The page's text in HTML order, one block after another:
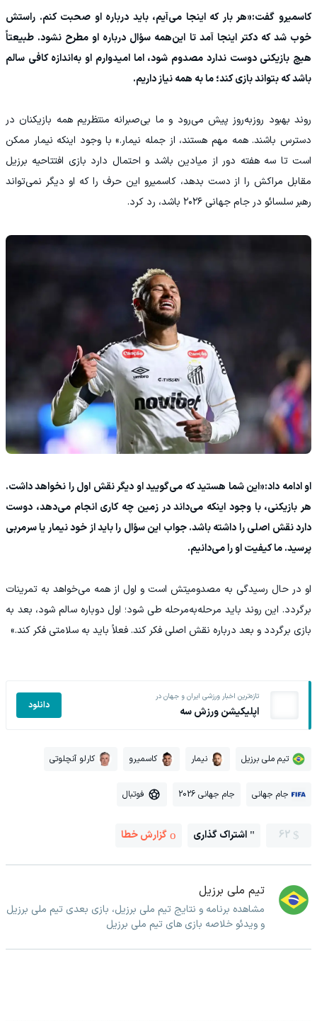
کاسمیرو گفت:«هر بار که اینجا می‌آیم، باید درباره او صحبت کنم. راستش
خوب شد که دکتر اینجا آمد تا این‌همه سؤال درباره او مطرح نشود. طبیعتاً
هیچ بازیکنی دوست ندارد مصدوم شود، اما امیدوارم او به‌اندازه کافی سالم
باشد که بتواند بازی کند؛ ما به همه نیاز داریم.
روند بهبود روزبه‌روز پیش می‌رود و ما بی‌صبرانه منتظریم همه بازیکنان در
دسترس باشند. همه مهم هستند، از جمله نیمار.» با وجود اینکه نیمار ممکن
است تا سه هفته دور از میادین باشد و احتمال دارد بازی افتتاحیه برزیل
مقابل مراکش را از دست بدهد، کاسمیرو این حرف را که او دیگر نمی‌تواند
رهبر سلسائو در جام جهانی ۲۰۲۶ باشد، رد کرد.
او ادامه داد:«این شما هستید که می‌گویید او دیگر نقش اول را نخواهد داشت.
هر بازیکنی، با وجود اینکه می‌داند در زمین چه کاری انجام می‌دهد، دوست
دارد نقش اصلی را داشته باشد. جواب این سؤال را باید از خود نیمار یا سرمربی
پرسید. ما کیفیت او را می‌دانیم.
او در حال رسیدگی به مصدومیتش است و اول از همه می‌خواهد به تمرینات
برگردد. این روند باید مرحله‌به‌مرحله طی شود؛ اول دوباره سالم شود، بعد به
بازی برگردد و بعد درباره نقش اصلی فکر کند. فعلاً باید به سلامتی فکر کند.»
تازه‌ترین اخبار ورزشی ایران و جهان در
اپلیکیشن ورزش سه دانلود
تیم ملی برزیل نیمار کاسمیرو کارلو آنچلوتی
جام جهانی جام جهانی 2026 فوتبال
62 اشتراک گذاری گزارش خطا
تیم ملی برزیل
مشاهده برنامه و نتایج تیم ملی برزیل، بازی بعدی تیم ملی برزیل
و ویدئو خلاصه بازی های تیم ملی برزیل